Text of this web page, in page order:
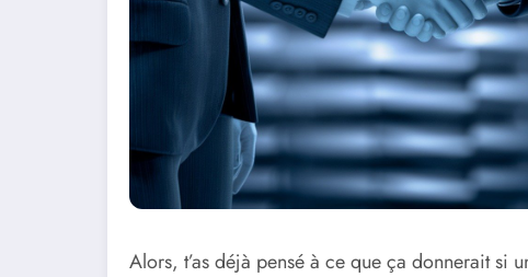
Alors, t’as déjà pensé à ce que ça donnerait si